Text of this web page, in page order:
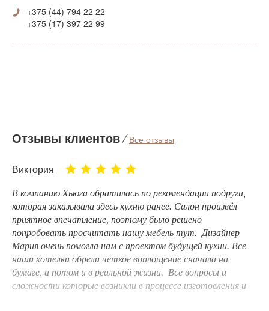
+375 (44) 794 22 22
+375 (17) 397 22 99
Отзывы клиентов⁄Все отзывы
Виктория
В компанию Хьюга обратилась по рекомендации подруги,
которая заказывала здесь кухню ранее. Салон произвёл
приятное впечатление, поэтому было решено
попробовать просчитать нашу мебель тут. Дизайнер
Мария очень помогла нам с проектом будущей кухни. Все
наши хотелки обрели четкое воплощение сначала на
бумаге, а потом и в реальной жизни. Все вопросы и
сложности которые возникли в процессе изготовления и